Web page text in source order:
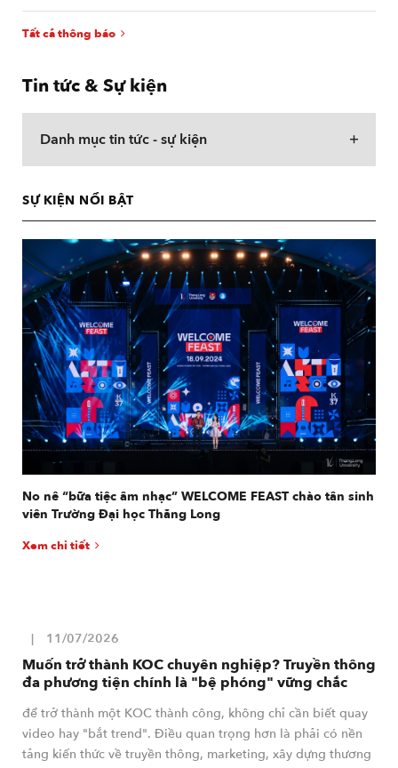
Tất cả thông báo
Tin tức & Sự kiện
Danh mục tin tức - sự kiện
SỰ KIỆN NỔI BẬT
No nê “bữa tiệc âm nhạc” WELCOME FEAST chào tân sinh
viên Trường Đại học Thăng Long
Xem chi tiết
11/07/2026
Muốn trở thành KOC chuyên nghiệp? Truyền thông
đa phương tiện chính là "bệ phóng" vững chắc
để trở thành một KOC thành công, không chỉ cần biết quay
video hay "bắt trend". Điều quan trọng hơn là phải có nền
tảng kiến thức về truyền thông, marketing, xây dựng thương